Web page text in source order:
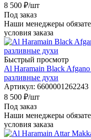
8 500 ₽/шт
Под заказ
Наши менеджеры
условия заказа
Быстрый просмотр
Al Haramain Black
разливные духи
Артикул: 6600001262243
8 500 ₽/шт
Под заказ
Наши менеджеры
условия заказа